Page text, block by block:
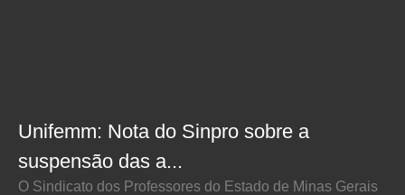
Unifemm: Nota do Sinpro sobre a
suspensão das a...
O Sindicato dos Professores do Estado de Minas Gerais